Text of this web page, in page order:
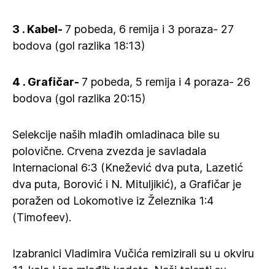
3 . Kabel- 7 pobeda, 6 remija i 3 poraza- 27
bodova (gol razlika 18:13)
4 . Grafičar- 7 pobeda, 5 remija i 4 poraza- 26
bodova (gol razlika 20:15)
Selekcije naših mlađih omladinaca bile su
polovične. Crvena zvezda je savladala
Internacional 6:3 (Knežević dva puta, Lazetić
dva puta, Borović i N. Mituljikić), a Grafičar je
poražen od Lokomotive iz Železnika 1:4
(Timofeev).
Izabranici Vladimira Vučića remizirali su u okviru